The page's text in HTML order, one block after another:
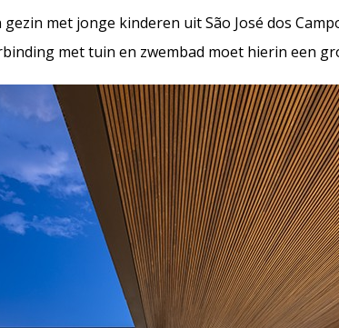
met jonge kinderen uit São José dos
met tuin en zwembad moet hierin een